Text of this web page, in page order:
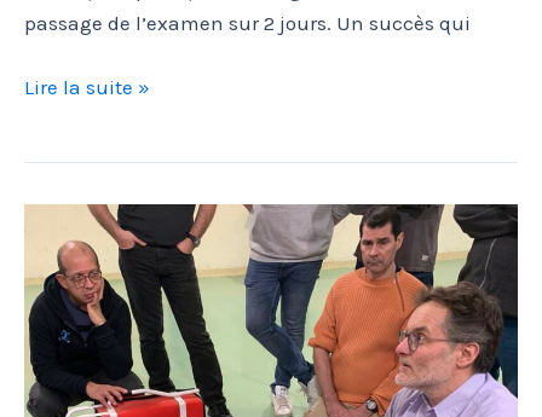
passage de l’examen sur 2 jours. Un succès qui
2
CPSM
!
Lire la suite »